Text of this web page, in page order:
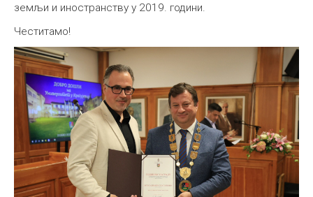
земљи и иностранству у 2019. години.
Честитамо!